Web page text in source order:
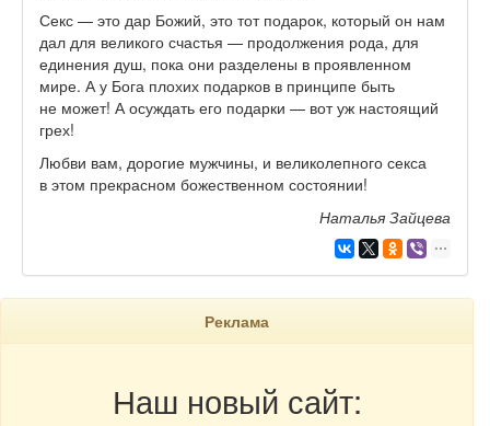
Секс — это дар Божий, это тот подарок, который он нам
дал для великого счастья — продолжения рода, для
единения душ, пока они разделены в проявленном
мире. А у Бога плохих подарков в принципе быть
не может! А осуждать его подарки — вот уж настоящий
грех!
Любви вам, дорогие мужчины, и великолепного секса
в этом прекрасном божественном состоянии!
Наталья Зайцева
Реклама
Наш новый сайт: